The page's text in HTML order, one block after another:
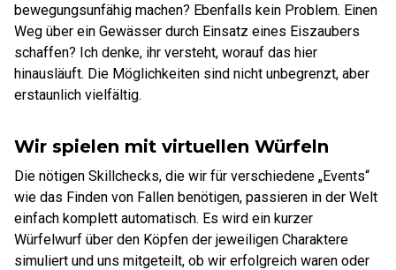
bewegungsunfähig machen? Ebenfalls kein Problem. Einen
Weg über ein Gewässer durch Einsatz eines Eiszaubers
schaffen? Ich denke, ihr versteht, worauf das hier
hinausläuft. Die Möglichkeiten sind nicht unbegrenzt, aber
erstaunlich vielfältig.
Wir spielen mit virtuellen Würfeln
Die nötigen Skillchecks, die wir für verschiedene „Events“
wie das Finden von Fallen benötigen, passieren in der Welt
einfach komplett automatisch. Es wird ein kurzer
Würfelwurf über den Köpfen der jeweiligen Charaktere
simuliert und uns mitgeteilt, ob wir erfolgreich waren oder